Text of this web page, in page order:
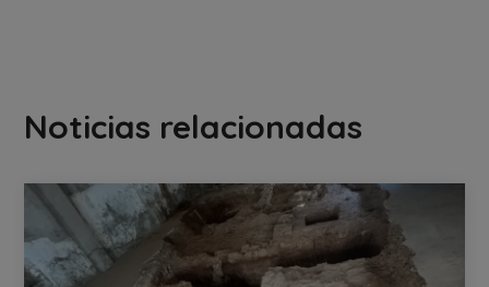
Noticias relacionadas